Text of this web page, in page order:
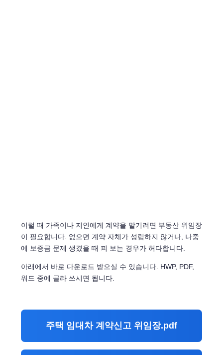
이럴 때 가족이나 지인에게 계약을 맡기려면 부동산 위임장
이 필요합니다. 없으면 계약 자체가 성립하지 않거나, 나중
에 보증금 문제 생겼을 때 피 보는 경우가 허다합니다.
아래에서 바로 다운로드 받으실 수 있습니다. HWP, PDF,
워드 중에 골라 쓰시면 됩니다.
주택 임대차 계약신고 위임장.pdf